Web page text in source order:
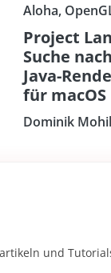
Aloha,
Project
Suche
Java-
für macOS
Dominik
und